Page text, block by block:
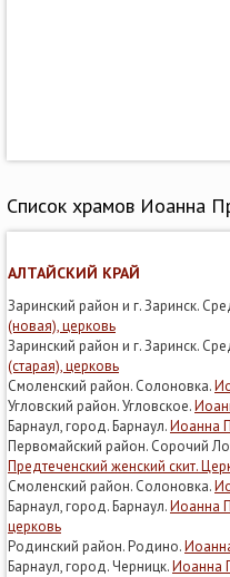
Список храмов Иоанна
АЛТАЙСКИЙ КРАЙ
Заринский район и г. Заринск.
(новая), церковь
Заринский район и г. Заринск.
(старая), церковь
Смоленский район. Солоновка.
Угловский район. Угловское.
Барнаул, город. Барнаул.Иоанна
Первомайский район. Сорочий
Предтеченский женский скит.
Смоленский район. Солоновка.
Барнаул, город. Барнаул.Иоанна
церковь
Родинский район. Родино.
Барнаул, город. Черницк.Иоанна